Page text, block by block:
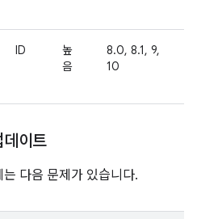
ID
높
음
8.0, 8.1, 9,
10
이트
는 다음 문제가 있습니다.